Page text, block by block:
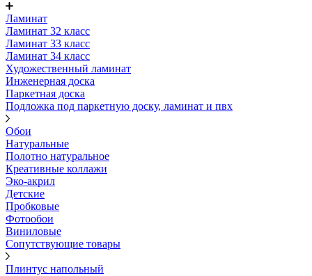
Ламинат
Ламинат 32 класс
Ламинат 33 класс
Ламинат 34 класс
Художественный ламинат
Инженерная доска
Паркетная доска
Подложка под паркетную доску, ламинат и пвх
Обои
Натуральные
Полотно натуральное
Креативные коллажи
Эко-акрил
Детские
Пробковые
Фотообои
Виниловые
Сопутствующие товары
Плинтус напольный